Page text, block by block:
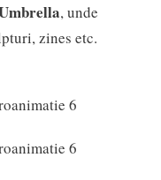
, unde
zines etc.